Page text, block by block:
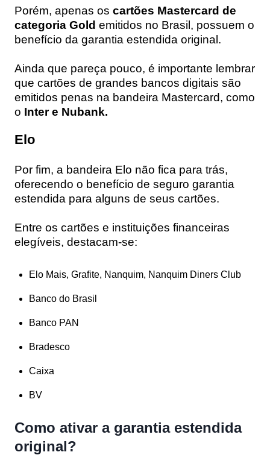
Porém, apenas os cartões Mastercard de
categoria Gold emitidos no Brasil, possuem o
benefício da garantia estendida original.
Ainda que pareça pouco, é importante lembrar
que cartões de grandes bancos digitais são
emitidos penas na bandeira Mastercard, como
o Inter e Nubank.
Elo
Por fim, a bandeira Elo não fica para trás,
oferecendo o benefício de seguro garantia
estendida para alguns de seus cartões.
Entre os cartões e instituições financeiras
elegíveis, destacam-se:
Elo Mais, Grafite, Nanquim, Nanquim Diners Club
Banco do Brasil
Banco PAN
Bradesco
Caixa
BV
Como ativar a garantia estendida
original?